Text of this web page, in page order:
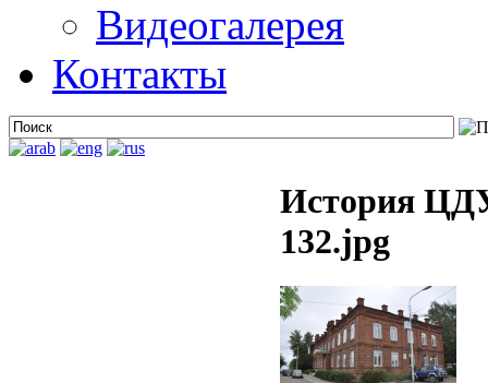
Видеогалерея
Контакты
История
132.jpg